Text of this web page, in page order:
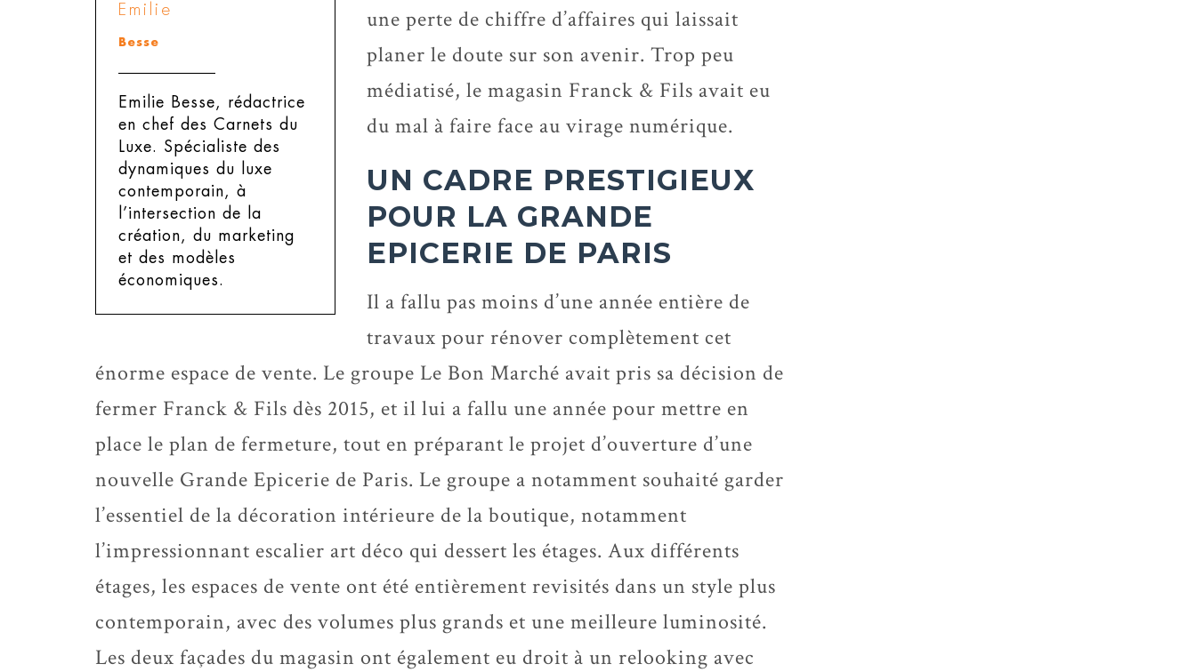
Emilie
Besse
Emilie Besse, rédactrice
en chef des Carnets du
Luxe.
Spécialiste des
dynamiques du luxe
contemporain, à
l’intersection de la
création, du marketing
et des modèles
économiques.
une perte de chiffre d’affaires qui laissait
planer le doute sur son avenir. Trop peu
médiatisé, le magasin Franck & Fils avait eu
du mal à faire face au virage numérique.
UN CADRE PRESTIGIEUX
POUR LA GRANDE
EPICERIE DE PARIS
Il a fallu pas moins d’une année entière de
travaux pour rénover complètement cet
énorme espace de vente. Le groupe Le Bon Marché avait pris sa décision de
fermer Franck & Fils dès 2015, et il lui a fallu une année pour mettre en
place le plan de fermeture, tout en préparant le projet d’ouverture d’une
nouvelle Grande Epicerie de Paris. Le groupe a notamment souhaité garder
l’essentiel de la décoration intérieure de la boutique, notamment
l’impressionnant escalier art déco qui dessert les étages. Aux différents
étages, les espaces de vente ont été entièrement revisités dans un style plus
contemporain, avec des volumes plus grands et une meilleure luminosité.
Les deux façades du magasin ont également eu droit à un relooking avec